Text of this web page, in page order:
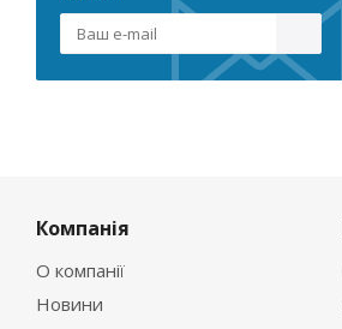
Компанія
О компанії
Новини